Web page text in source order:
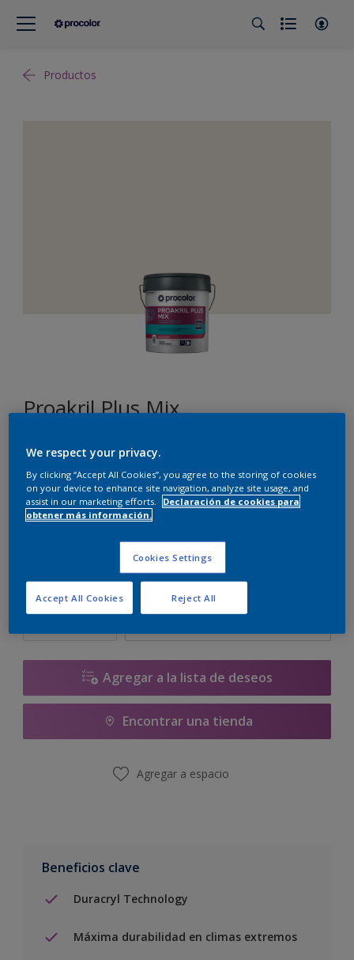
Productos
Proakril Plus Mix
FN.02.88
Cambiar de color
Tamaño
5 L
Cantidad Calculadora de pintura
Agregar a la lista de deseos
Encontrar una tienda
Agregar a espacio
Beneficios clave
Duracryl Technology
Máxima durabilidad en climas extremos
We respect your privacy.
By clicking “Accept All Cookies”, you agree to the storing of cookies
on your device to enhance site navigation, analyze site usage, and
assist in our marketing efforts.
Declaración de cookies para
obtener más información.
Cookies Settings
Reject All
Accept All Cookies